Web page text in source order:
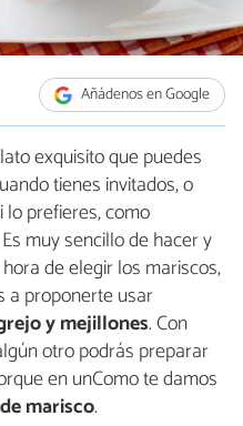
Añádenos en Google
exquisito que puedes
tienes invitados, o
lo prefieres, como
muy sencillo de hacer y
de elegir los mariscos,
a proponerte usar
y mejillones. Con
otro podrás preparar
en unComo te damos
marisco.